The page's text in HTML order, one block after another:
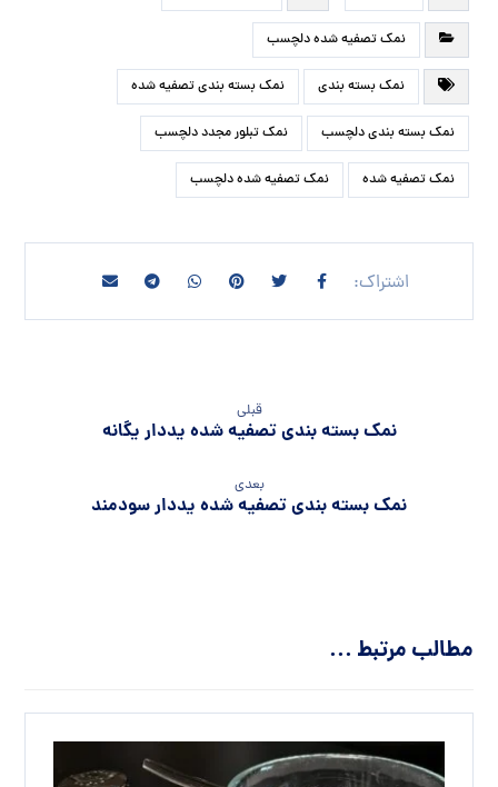
نمک تصفیه شده دلچسب
نمک بسته بندی نمک بسته بندی تصفیه شده
نمک بسته بندی دلچسب نمک تبلور مجدد دلچسب
نمک تصفیه شده نمک تصفیه شده دلچسب
قبلی
نمک بسته بندی تصفیه شده یددار یگانه
بعدی
نمک بسته بندی تصفیه شده یددار سودمند
مطالب مرتبط ...